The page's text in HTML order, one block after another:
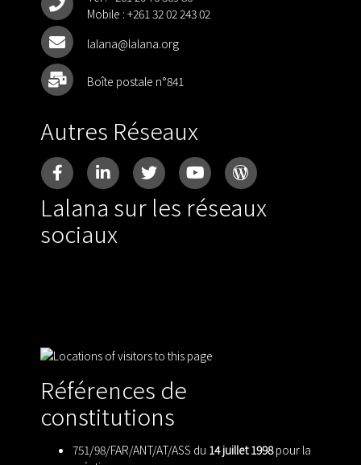
Mobile : +261 32 02 243 02
lalana@lalana.org
Boîte postale n°841
Autres Réseaux
Lalana sur les réseaux
sociaux
Références de
constitutions
751/98/FAR/ANT/AT/ASS du 14 juillet 1998pour la